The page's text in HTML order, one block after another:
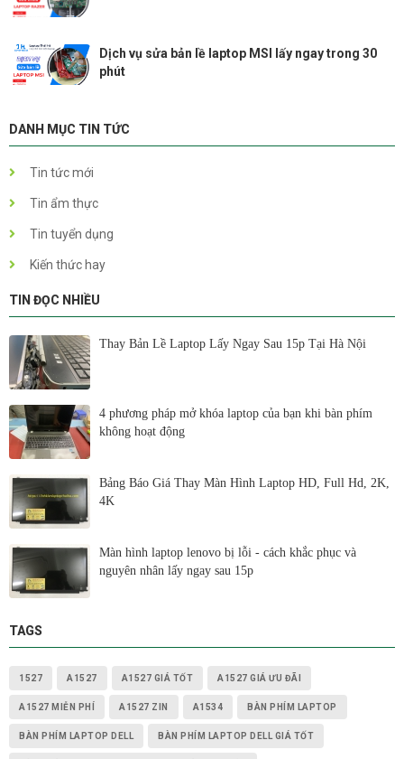
Dịch vụ sửa bản lề laptop MSI lấy ngay trong 30
phút
DANH MỤC TIN TỨC
Tin tức mới
Tin ẩm thực
Tin tuyển dụng
Kiến thức hay
TIN ĐỌC NHIỀU
Thay Bản Lề Laptop Lấy Ngay Sau 15p Tại Hà Nội
4 phương pháp mở khóa laptop của bạn khi bàn phím
không hoạt động
Bảng Báo Giá Thay Màn Hình Laptop HD, Full Hd, 2K,
4K
Màn hình laptop lenovo bị lỗi - cách khắc phục và
nguyên nhân lấy ngay sau 15p
TAGS
1527 A1527 A1527 GIÁ TỐT A1527 GIÁ ƯU ĐÃI
A1527 MIỄN PHÍ A1527 ZIN A1534 BÀN PHÍM LAPTOP
BÀN PHÍM LAPTOP DELL BÀN PHÍM LAPTOP DELL GIÁ TỐT